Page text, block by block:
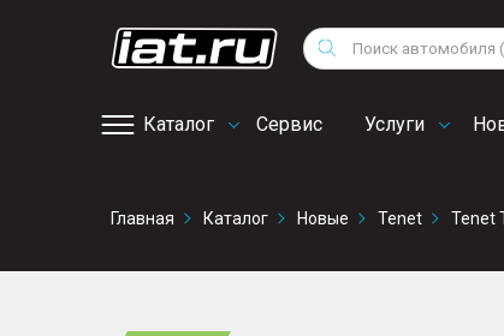
Поиск
Каталог Сервис
сервис
Услуги
Снегоходы
Квадроциклы
Главная Каталог Новые Tenet Tenet